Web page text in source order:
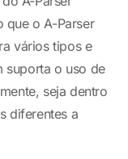
que o A-Parser
vários tipos e
suporta o uso de
seja dentro
diferentes a